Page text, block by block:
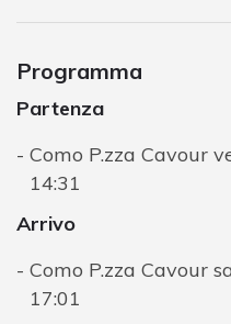
Programma
Partenza
Como P.zza Cavour
14:31
Arrivo
Como P.zza Cavour
17:01